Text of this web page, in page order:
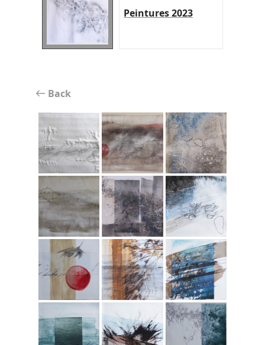
Peintures 2023
Back